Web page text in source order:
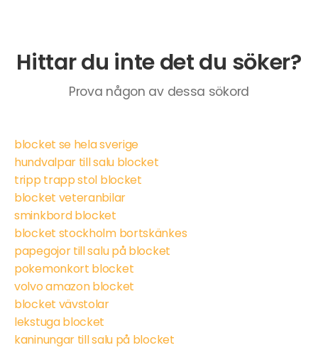
Hittar du inte det du söker?
Prova någon av dessa sökord
blocket se hela sverige
hundvalpar till salu blocket
tripp trapp stol blocket
blocket veteranbilar
sminkbord blocket
blocket stockholm bortskänkes
papegojor till salu på blocket
pokemonkort blocket
volvo amazon blocket
blocket vävstolar
lekstuga blocket
kaninungar till salu på blocket